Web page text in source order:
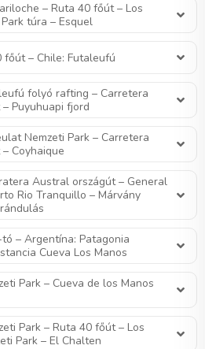
– Ruta 40 főút – Los
túra – Esquel
főút – Chile: Futaleufú
folyó rafting – Carretera
Puyuhuapi fjord
Nemzeti Park – Carretera
Coyhaique
Austral országút – General
Rio Tranquillo – Márvány
– Argentína: Patagonia
Cueva Los Manos
Park – Cueva de los Manos
Park – Ruta 40 főút – Los
Park – El Chalten